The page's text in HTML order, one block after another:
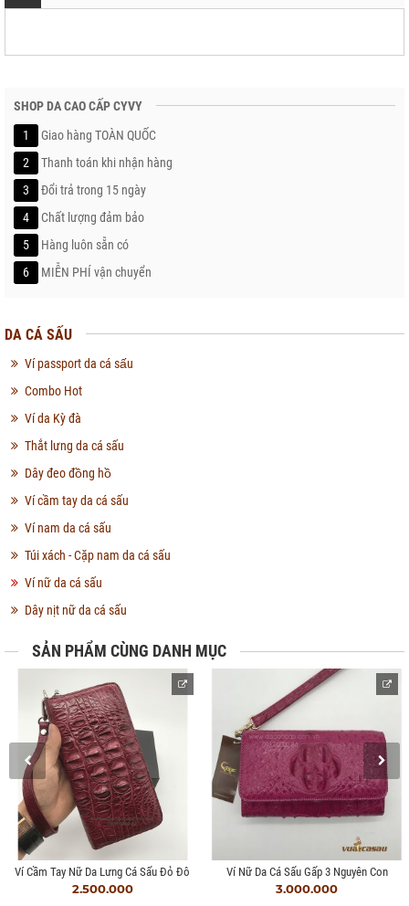
SHOP DA CAO CẤP CYVY
1
Giao hàng TOÀN QUỐC
2
Thanh toán khi nhận hàng
3
Đổi trả trong 15 ngày
4
Chất lượng đảm bảo
5
Hàng luôn sẵn có
6
MIỄN PHÍ vận chuyển
DA CÁ SẤU
Ví passport da cá sấu
Combo Hot
Ví da Kỳ đà
Thắt lưng da cá sấu
Dây đeo đồng hồ
Ví cầm tay da cá sấu
Ví nam da cá sấu
Túi xách - Cặp nam da cá sấu
Ví nữ da cá sấu
Dây nịt nữ da cá sấu
SẢN PHẨM CÙNG DANH MỤC
Ví Cầm Tay Nữ Da Lưng Cá Sấu Đỏ Đô
2.500.000
Ví Nữ Da Cá Sấu Gấp 3 Nguyên Con
3.000.000